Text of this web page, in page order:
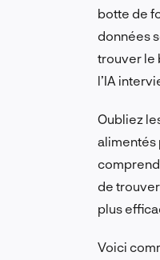
botte de
données
trouver le
l’IA
Oubliez
alimentés
de
plus
Voici